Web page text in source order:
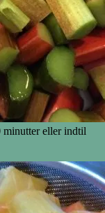
minutter eller indtil